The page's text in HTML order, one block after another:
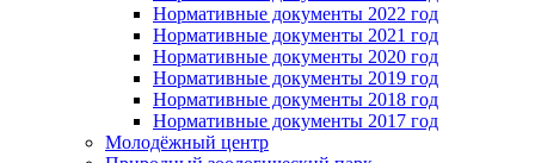
Нормативные документы 2022 год
Нормативные документы 2021 год
Нормативные документы 2020 год
Нормативные документы 2019 год
Нормативные документы 2018 год
Нормативные документы 2017 год
Молодёжный центр